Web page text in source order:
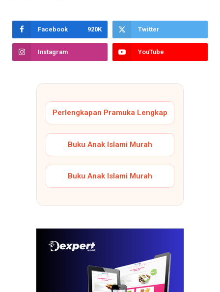
Facebook 920K Twitter
Instagram YouTube
Perlengkapan Pramuka Lengkap
Buku Anak Islami Murah
Buku Anak Islami Murah